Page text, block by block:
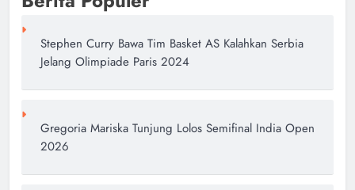
Stephen Curry Bawa Tim Basket AS Kalahkan Serbia
Jelang Olimpiade Paris 2024
Gregoria Mariska Tunjung Lolos Semifinal India Open
2026